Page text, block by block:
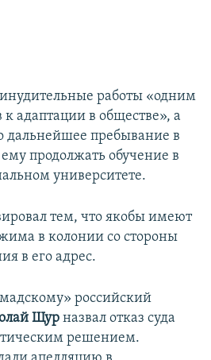
работы «одним
адаптации в обществе», а
дальнейшее пребывание в
продолжать обучение в
университете.
тем, что якобы имеют
в колонии со стороны
в его адрес.
российский
Щур назвал отказ суда
решением.